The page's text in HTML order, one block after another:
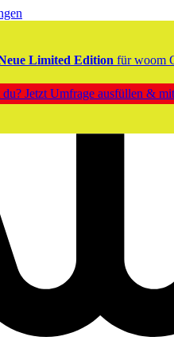
Limited Edition für woom
Jetzt Umfrage ausfüllen &